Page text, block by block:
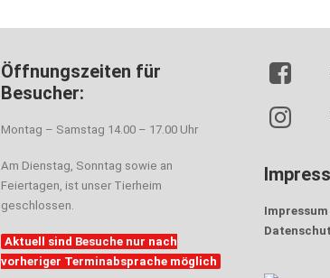
Öffnungszeiten für
Besucher:
Montag – Samstag 14.00 – 17.00 Uhr
Am Dienstag, Sonntag sowie an
Feiertagen, ist unser Tierheim
geschlossen.
Aktuell sind Besuche nur nach
vorheriger Terminabsprache möglich
Impressum